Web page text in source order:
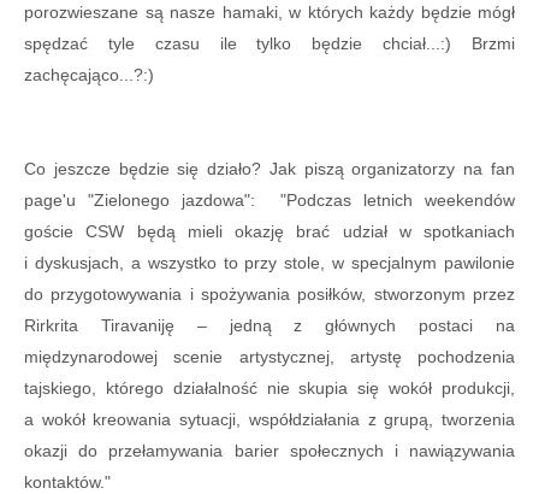
porozwieszane są nasze hamaki, w których każdy będzie mógł
spędzać tyle czasu ile tylko będzie chciał...:) Brzmi
zachęcająco...?:)
Co jeszcze będzie się działo? Jak piszą organizatorzy na fan
page'u "Zielonego jazdowa": "Podczas letnich weekendów
goście CSW będą mieli okazję brać udział w spotkaniach
i dyskusjach, a wszystko to przy stole, w specjalnym pawilonie
do przygotowywania i spożywania posiłków, stworzonym przez
Rirkrita Tiravaniję – jedną z głównych postaci na
międzynarodowej scenie artystycznej, artystę pochodzenia
tajskiego, którego działalność nie skupia się wokół produkcji,
a wokół kreowania sytuacji,
współdziałania z grupą, tworzenia
okazji do przełamywania barier społecznych i nawiązywania
kontaktów."